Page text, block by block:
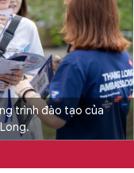
trình đào tạo của